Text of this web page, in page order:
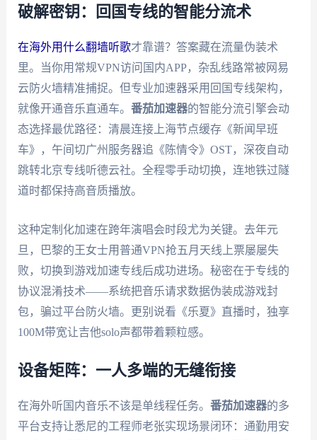
破解密钥：回国专线的智能分流术
在海外用什么翻墙听歌才靠谱？答案藏在流量伪装术
里。当你用常规VPN访问国内APP，杂乱线路常被网易
云防火墙精准捕捉。但专业加速器采用回国专线架构，
就像开通音乐直通车。 番茄加速器的智能分流引擎会动
态选择最优路径：清晨连接上海节点缓存《新闻早班
车》，午间切广州服务器追《陈情令》OST，深夜自动
跳转北京专线听德云社。全程零手动切换，连地铁过隧
道时都保持高音质播放。
这种定制化加速在跨年演唱会时段尤为关键。去年元
旦，巴黎的王女士用普通VPN抢五月天线上票屡屡失
败，切换到游戏加速专线后成功进场。秘密在于专线的
协议混淆技术——系统把音乐请求数据伪装成游戏封
包，骗过平台防火墙。更别说看《乐夏》直播时，独享
100M带宽让吉他solo声都带着颗粒感。
设备矩阵：一人多端的无缝衔接
在海外听国内音乐不该是单线程任务。 番茄加速器的多
平台支持让悉尼的工程师老张实现场景闭环：通勤用安